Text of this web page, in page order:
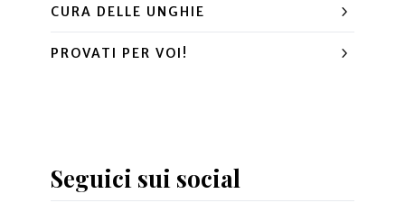
CURA DELLE UNGHIE
PROVATI PER VOI!
Seguici sui social